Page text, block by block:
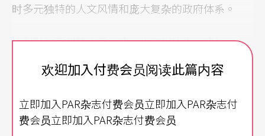
时多元独特的人文风情和庞大复杂的政府体系。
比利时的面积略小于台湾，人口则约为台湾的一
半，共有三种官方语言，包括北部的荷语、南部的
母语是卢森堡语。位在国土中央的首都布鲁塞尔是
法、荷双语区，然多数人仍以使用法语为主。
欢迎加入付费会员阅读此篇内容
立即加入PAR杂志付费会员立即加入PAR杂志付
费会员立即加入PAR杂志付费会员